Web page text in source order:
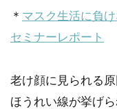
＊ マスク生活に負
セミナーレポート
老け顔に見られる
ほうれい線が挙げら